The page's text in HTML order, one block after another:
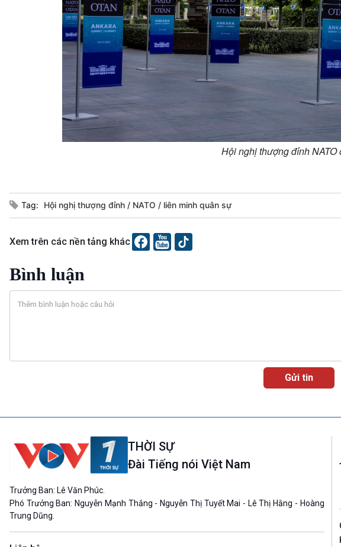
Hội nghị thượng đỉnh NATO
Tag: Hội nghị thượng đỉnh NATO liên minh quân sự
Xem trên các nền tảng khác
Bình luận
THỜI SỰ
Đài Tiếng nói Việt Nam
Trưởng Ban: Lê Văn Phúc.
Phó Trưởng Ban: Nguyễn Mạnh Thắng - Nguyễn Thị Tuyết Mai - Lê Thị Hằng - Hoàng
Trung Dũng.